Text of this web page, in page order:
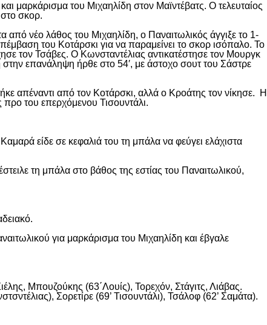
μαρκάρισμα του Μιχαηλίδη στον Μαϊντέβατς. Ο τελευταίος
στο σκορ.
από νέο λάθος του Μιχαηλίδη, ο Παναιτωλικός άγγιξε το 1-
του Κοτάρσκι για να παραμείνει το σκορ ισόπαλο. Το
τον Τσάβες. Ο Κωνσταντέλιας αντικατέστησε τον Μουργκ
στην επανάληψη ήρθε στο 54′, με άστοχο σουτ του Σάστρε
απέναντι από τον Κοτάρσκι, αλλά ο Κροάτης τον νίκησε. Η
του επερχόμενου Τισουντάλι.
είδε σε κεφαλιά του τη μπάλα να φεύγει ελάχιστα
τη μπάλα στο βάθος της εστίας του Παναιτωλικού,
για μαρκάρισμα του Μιχαηλίδη και έβγαλε
Μπουζούκης (63΄Λουίς), Τορεχόν, Στάγιτς, Λιάβας.
Σορετίρε (69’ Τισουντάλι), Τσάλοφ (62’ Σαμάτα).